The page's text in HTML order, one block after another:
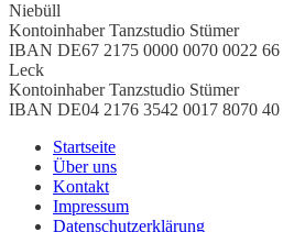
Niebüll
KontoinhaberTanzstudio Stümer
IBAN DE67 2175 0000 0070 0022 66
Leck
KontoinhaberTanzstudio Stümer
IBAN DE04 2176 3542 0017 8070 40
Startseite
Über uns
Kontakt
Impressum
Datenschutzerklärung